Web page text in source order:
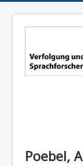
Poebel,